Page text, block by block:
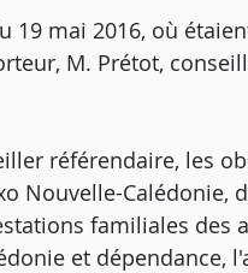
19 mai 2016, où
M. Prétot,
référendaire, les
Nouvelle-Calédonie,
familiales des
et dépendance,